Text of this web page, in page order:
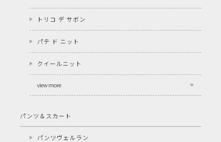
トリコ デ サボン
パテ ド ニット
クイールニット
view more
パンツ＆スカート
パンツヴェルラン